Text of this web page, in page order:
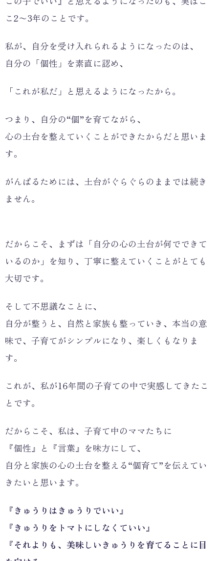
こ2〜3年のことです。
私が、自分を受け入れられるようになったのは、
自分の「個性」を素直に認め、
「これが私だ」と思えるようになったから。
つまり、自分の“個”を育てながら、
心の土台を整えていくことができたからだと思いま
す。
がんばるためには、土台がぐらぐらのままでは続き
ません。
だからこそ、まずは「自分の心の土台が何でできて
いるのか」を知り、丁寧に整えていくことがとても
大切です。
そして不思議なことに、
自分が整うと、自然と家族も整っていき、本当の意
味で、子育てがシンプルになり、楽しくもなりま
す。
これが、私が16年間の子育ての中で実感してきたこ
とです。
だからこそ、私は、子育て中のママたちに
『個性』と『言葉』を味方にして、
自分と家族の心の土台を整える“個育て”を伝えてい
きたいと思います。
『きゅうりはきゅうりでいい』
『きゅうりをトマトにしなくていい』
『それよりも、美味しいきゅうりを育てることに目